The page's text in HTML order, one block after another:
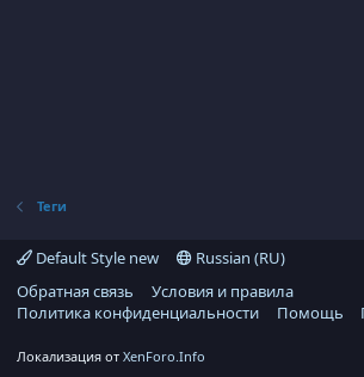
Теги
Default Style new
Russian (RU)
Обратная связь
Условия и правила
Политика конфиденциальности
Помощь
Локализация от XenForo.Info